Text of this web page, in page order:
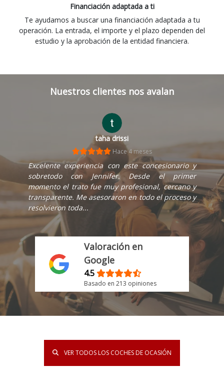
Financiación adaptada a ti
Te ayudamos a buscar una financiación adaptada a tu
operación. La entrada, el importe y el plazo dependen del
estudio y la aprobación de la entidad financiera.
Nuestros clientes nos avalan
taha drissi
Hace 4 meses
Excelente experiencia con este concesionario y
sobretodo con Jennifer. Desde el primer
momento el trato fue muy profesional, cercano y
transparente. Me asesoraron en todo el proceso y
resolvieron toda...
Valoración en
Google
4.5
Basado en 213 opiniones
VER TODOS LOS COCHES DE OCASIÓN